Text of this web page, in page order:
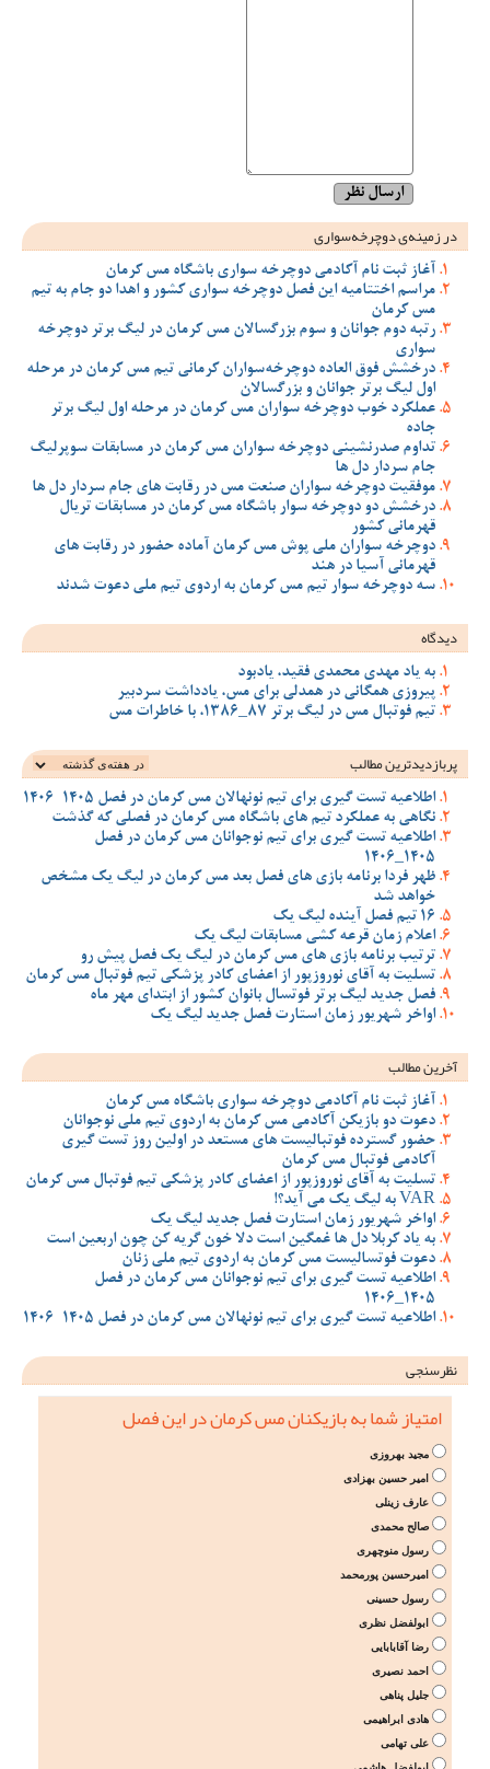
در زمینه‌ی دوچرخه‌سواری
آغاز ثبت نام آکادمی دوچرخه سواری باشگاه مس کرمان
مراسم اختتامیه این فصل دوچرخه سواری کشور و اهدا دو جام به تیم
مس کرمان
رتبه دوم جوانان و سوم بزرگسالان مس کرمان در لیگ برتر دوچرخه
سواری
درخشش فوق العاده دوچرخه‌سواران کرمانی تیم مس کرمان در مرحله
اول لیگ برتر جوانان و بزرگسالان
عملکرد خوب دوچرخه سواران مس کرمان در مرحله اول لیگ برتر
جاده
تداوم صدرنشینی دوچرخه سواران مس کرمان در مسابقات سوپرلیگ
جام سردار دل ها
موفقیت دوچرخه سواران صنعت مس در رقابت های جام سردار دل ها
درخشش دو دوچرخه سوار باشگاه مس کرمان در مسابقات تریال
قهرمانی کشور
دوچرخه سواران ملی پوش مس کرمان آماده حضور در رقابت های
قهرمانی آسیا در هند
سه دوچرخه سوار تیم مس کرمان به اردوی تیم ملی دعوت شدند
دیدگاه
به یاد مهدی محمدی فقید، یادبود
پیروزی همگانی در همدلی برای مس، یادداشت سردبیر
تیم فوتبال مس در لیگ برتر 87_1386، با خاطرات مس
پربازدیدترین‌ مطالب
اطلاعیه تست گیری برای تیم نونهالان مس کرمان در فصل 1405-1406
نگاهی به عملکرد تیم های باشگاه مس کرمان در فصلی که گذشت
اطلاعیه تست گیری برای تیم نوجوانان مس کرمان در فصل
1405_1406
ظهر فردا برنامه بازی های فصل بعد مس کرمان در لیگ یک مشخص
خواهد شد
16 تیم فصل آینده لیگ یک
اعلام زمان قرعه کشی مسابقات لیگ یک
ترتیب برنامه بازی های مس کرمان در لیگ یک فصل پیش رو
تسلیت به آقای نوروزپور از اعضای کادر پزشکی تیم فوتبال مس کرمان
فصل جدید لیگ برتر فوتسال بانوان کشور از ابتدای مهر ماه
اواخر شهریور زمان استارت فصل جدید لیگ یک
آخرین مطالب
آغاز ثبت نام آکادمی دوچرخه سواری باشگاه مس کرمان
دعوت دو بازیکن آکادمی مس کرمان به اردوی تیم ملی نوجوانان
حضور گسترده فوتبالیست های مستعد در اولین روز تست گیری
آکادمی فوتبال مس کرمان
تسلیت به آقای نوروزپور از اعضای کادر پزشکی تیم فوتبال مس کرمان
VAR به لیگ یک می آید؟!
اواخر شهریور زمان استارت فصل جدید لیگ یک
به یاد کربلا دل ها غمگین است دلا خون گریه کن چون اربعین است
دعوت فوتسالیست مس کرمان به اردوی تیم ملی زنان
اطلاعیه تست گیری برای تیم نوجوانان مس کرمان در فصل
1405_1406
اطلاعیه تست گیری برای تیم نونهالان مس کرمان در فصل 1405-1406
نظرسنجی
امتیاز شما به بازیکنان مس کرمان در این فصل
مجید بهروزی
امیر حسین بهزادی
عارف زینلی
صالح محمدی
رسول منوچهری
امیرحسین پورمحمد
رسول حسینی
ابولفضل نظری
رضا آقابابایی
احمد نصیری
جلیل پناهی
هادی ابراهیمی
علی تهامی